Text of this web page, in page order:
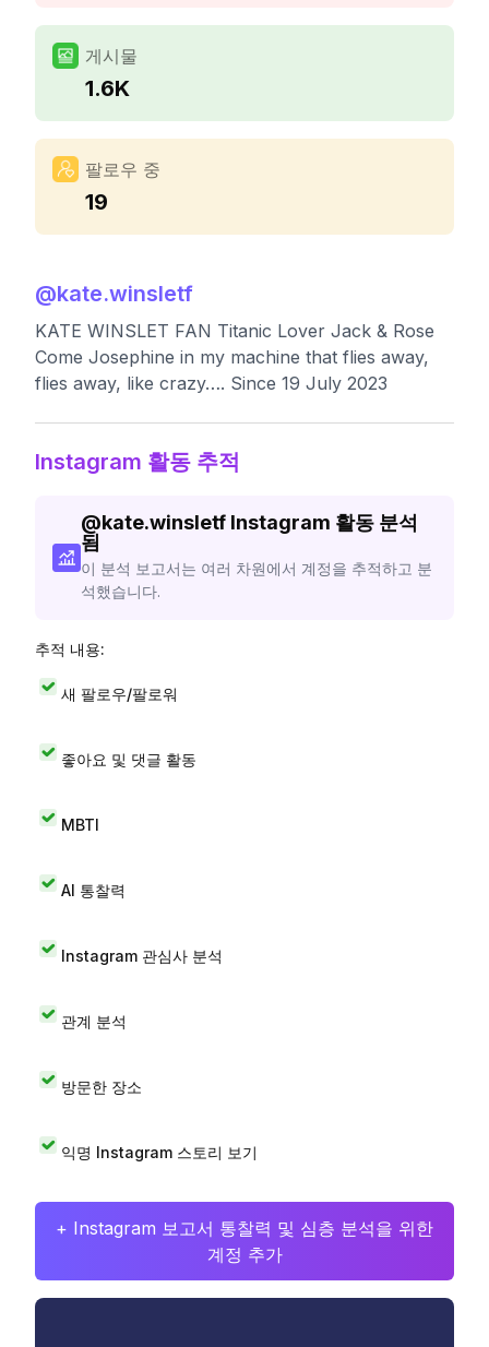
게시물
1.6K
팔로우 중
19
@kate.winsletf
KATE WINSLET FAN Titanic Lover Jack & Rose
Come Josephine in my machine that flies away,
flies away, like crazy…. Since 19 July 2023
Instagram 활동 추적
@kate.winsletf Instagram 활동 분석
됨
이 분석 보고서는 여러 차원에서 계정을 추적하고 분
석했습니다.
추적 내용:
새 팔로우/팔로워
좋아요 및 댓글 활동
MBTI
AI 통찰력
Instagram 관심사 분석
관계 분석
방문한 장소
익명 Instagram 스토리 보기
+ Instagram 보고서 통찰력 및 심층 분석을 위한
계정 추가